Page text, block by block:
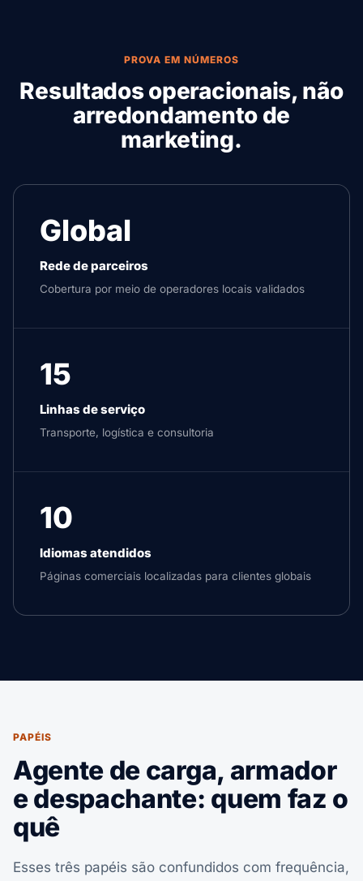
PROVA EM NÚMEROS
Resultados operacionais, não
arredondamento de
marketing.
Global
Rede de parceiros
Cobertura por meio de operadores locais validados
15
Linhas de serviço
Transporte, logística e consultoria
10
Idiomas atendidos
Páginas comerciais localizadas para clientes globais
PAPÉIS
Agente de carga, armador
e despachante: quem faz o
quê
Esses três papéis são confundidos com frequência,